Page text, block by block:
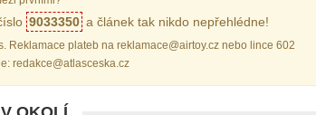
9033350 a článek tak nikdo nepřehlédne!
Reklamace plateb na reklamace@airtoy.cz nebo lince 602
redakce@atlasceska.cz